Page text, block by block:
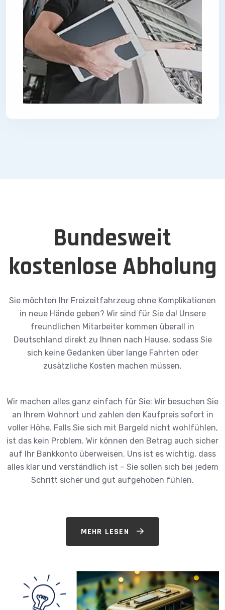
Bundesweit
kostenlose Abholung
Sie möchten Ihr Freizeitfahrzeug ohne Komplikationen
in neue Hände geben? Wir sind für Sie da! Unsere
freundlichen Mitarbeiter kommen überall in
Deutschland direkt zu Ihnen nach Hause, sodass Sie
sich keine Gedanken über lange Fahrten oder
zusätzliche Kosten machen müssen.
Wir machen alles ganz einfach für Sie: Wir besuchen Sie
an Ihrem Wohnort und zahlen den Kaufpreis sofort in
voller Höhe. Falls Sie sich mit Bargeld nicht wohlfühlen,
ist das kein Problem. Wir können den Betrag auch sicher
auf Ihr Bankkonto überweisen. Uns ist es wichtig, dass
alles klar und verständlich ist – Sie sollen sich bei jedem
Schritt sicher und gut aufgehoben fühlen.
MEHR LESEN